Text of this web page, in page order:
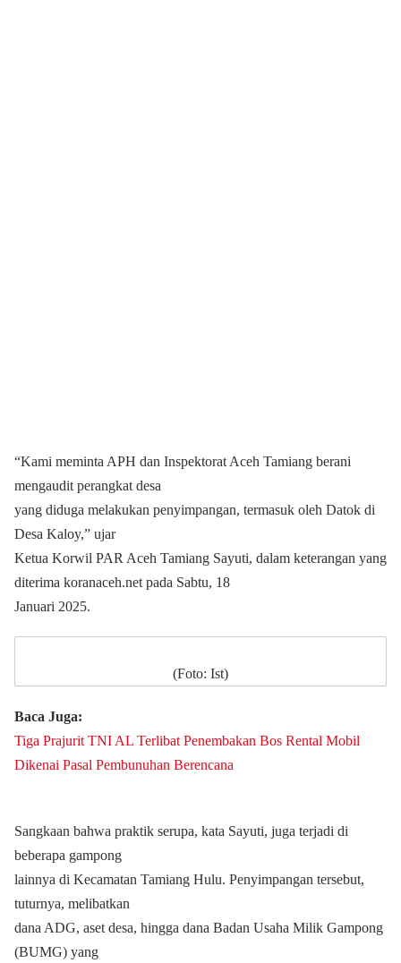
“Kami meminta APH dan Inspektorat Aceh Tamiang berani
mengaudit perangkat desa
yang diduga melakukan penyimpangan, termasuk oleh Datok di
Desa Kaloy,” ujar
Ketua Korwil PAR Aceh Tamiang Sayuti, dalam keterangan yang
diterima koranaceh.net pada Sabtu, 18
Januari 2025.
(Foto: Ist)
Baca Juga:
Tiga Prajurit TNI AL Terlibat Penembakan Bos Rental Mobil
Dikenai Pasal Pembunuhan Berencana
Sangkaan bahwa praktik serupa, kata Sayuti, juga terjadi di
beberapa gampong
lainnya di Kecamatan Tamiang Hulu. Penyimpangan tersebut,
tuturnya, melibatkan
dana ADG, aset desa, hingga dana Badan Usaha Milik Gampong
(BUMG) yang